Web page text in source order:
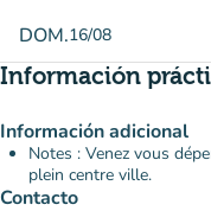
DOM.16/08
Información
Información adicional
Notes : Venez vous
plein centre ville.
Contacto